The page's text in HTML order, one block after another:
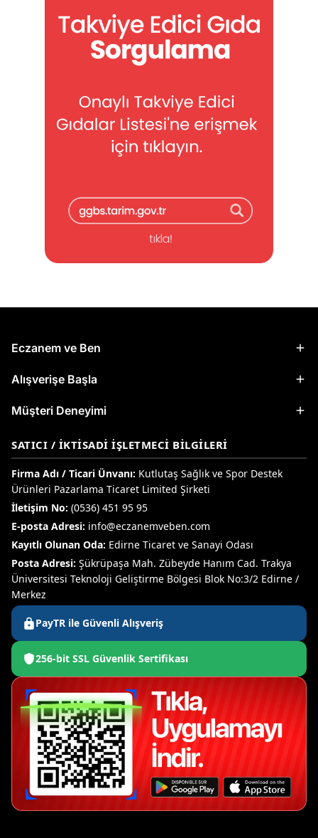
Eczanem ve Ben
Alışverişe Başla
Müşteri Deneyimi
SATICI / İKTISADI İŞLETMECI BILGILERI
Firma Adı / Ticari Ünvanı: Kutlutaş Sağlık ve Spor Destek
Ürünleri Pazarlama Ticaret Limited Şirketi
İletişim No: (0536) 451 95 95
E-posta Adresi: info@eczanemveben.com
Kayıtlı Olunan Oda: Edirne Ticaret ve Sanayi Odası
Posta Adresi: Şükrüpaşa Mah. Zübeyde Hanım Cad. Trakya
Üniversitesi Teknoloji Geliştirme Bölgesi Blok No:3/2 Edirne /
Merkez
PayTR ile Güvenli Alışveriş
256-bit SSL Güvenlik Sertifikası